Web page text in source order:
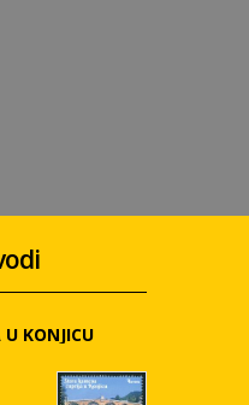
KONJICU